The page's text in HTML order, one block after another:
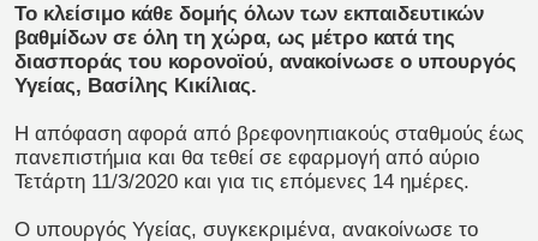
Το κλείσιμο κάθε δομής όλων των εκπαιδευτικών
βαθμίδων σε όλη τη χώρα, ως μέτρο κατά της
διασποράς του κορονοϊού, ανακοίνωσε ο υπουργός
Υγείας, Βασίλης Κικίλιας.
Η απόφαση αφορά από βρεφονηπιακούς σταθμούς έως
πανεπιστήμια και θα τεθεί σε εφαρμογή από αύριο
Τετάρτη 11/3/2020 και για τις επόμενες 14 ημέρες.
Ο υπουργός Υγείας, συγκεκριμένα, ανακοίνωσε το